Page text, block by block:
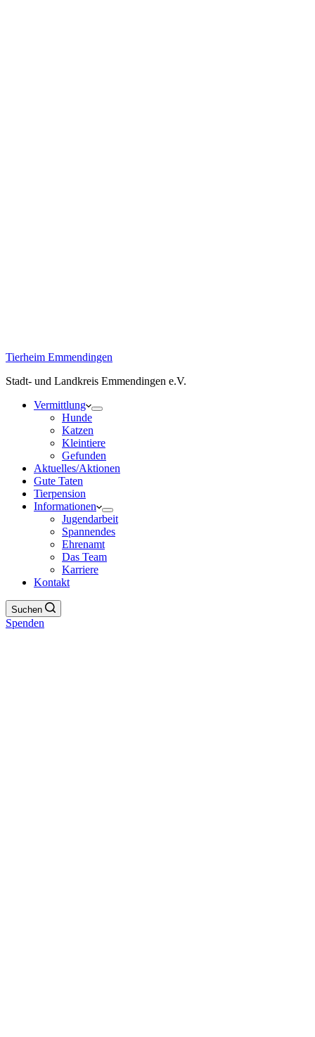
Tierheim Emmendingen
Stadt- und Landkreis Emmendingen e.V.
Vermittlung
Hunde
Katzen
Kleintiere
Gefunden
Aktuelles/Aktionen
Gute Taten
Tierpension
Informationen
Jugendarbeit
Spannendes
Ehrenamt
Das Team
Karriere
Kontakt
Suchen
Spenden